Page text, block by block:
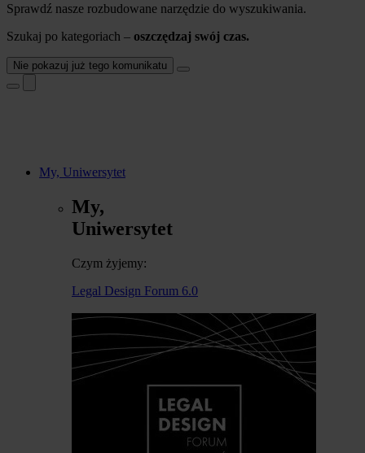
Sprawdź nasze rozbudowane narzędzie do wyszukiwania.
Szukaj po kategoriach – oszczędzaj swój czas.
Nie pokazuj już tego komunikatu
My, Uniwersytet
My,
Uniwersytet
Czym żyjemy:
Legal Design Forum 6.0